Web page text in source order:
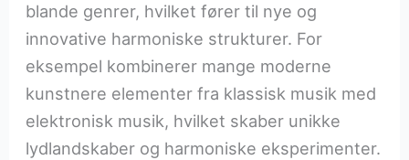
blande genrer, hvilket fører til nye og
innovative harmoniske strukturer. For
eksempel kombinerer mange moderne
kunstnere elementer fra klassisk musik med
elektronisk musik, hvilket skaber unikke
lydlandskaber og harmoniske eksperimenter.